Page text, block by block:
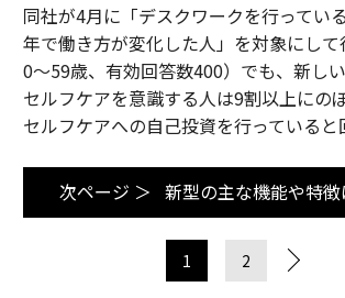
同社が4月に「デスクワークを⾏ってい
年で働き⽅が変化した人」を対象にし
0〜59歳、有効回答数400）でも、新し
セルフケアを意識する人は9割以上にの
セルフケアへの自己投資を行っていると
次ページ ＞ 新型の主な機能や特徴
1 2